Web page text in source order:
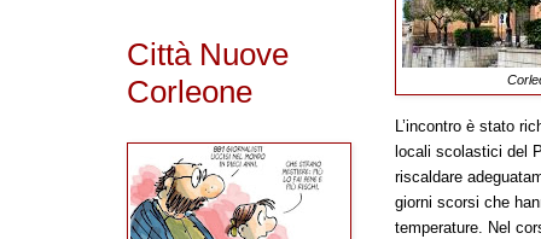
L’incontro è stato
locali scolastici del
riscaldare
giorni scorsi che
temperature. Nel
Città Nuove
Corleone